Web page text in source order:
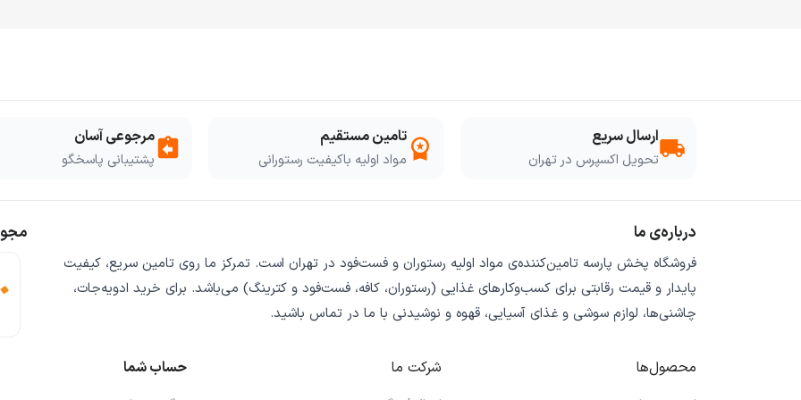
local_shippingارسال سریع
تحویل اکسپرس در تهران workspace_premium تامین مستقیم
مواد اولیه باکیفیت رستورانی assignment_returnمرجوعی آسان
پشتیبانی پاسخگو
درباره‌ی ما
فروشگاه پخش پارسه تامین‌کننده‌ی مواد اولیه رستوران و فست‌فود در تهران است. تمرکز ما روی تامین سریع، کیفیت
پایدار و قیمت رقابتی برای کسب‌وکارهای غذایی (رستوران، کافه، فست‌فود و کترینگ) می‌باشد. برای خرید ادویه‌جات،
چاشنی‌ها، لوازم سوشی و غذای آسیایی، قهوه و نوشیدنی با ما در تماس باشید.
محصول‌ها شرکت ما حساب شما